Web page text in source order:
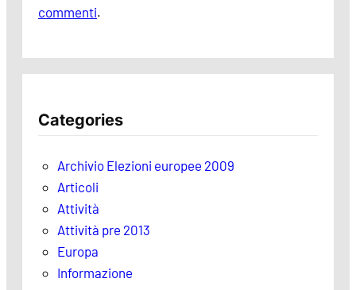
commenti.
Categories
Archivio Elezioni europee 2009
Articoli
Attività
Attività pre 2013
Europa
Informazione